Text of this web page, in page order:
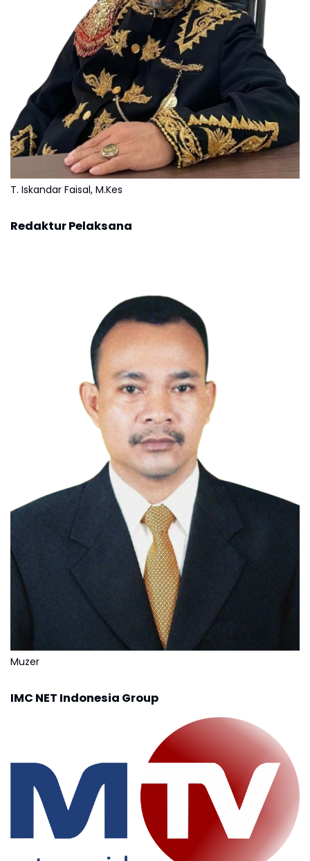
T. Iskandar Faisal, M.Kes
Redaktur Pelaksana
Muzer
IMC NET Indonesia Group